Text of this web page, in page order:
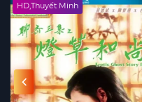
HD,Thuyết Minh